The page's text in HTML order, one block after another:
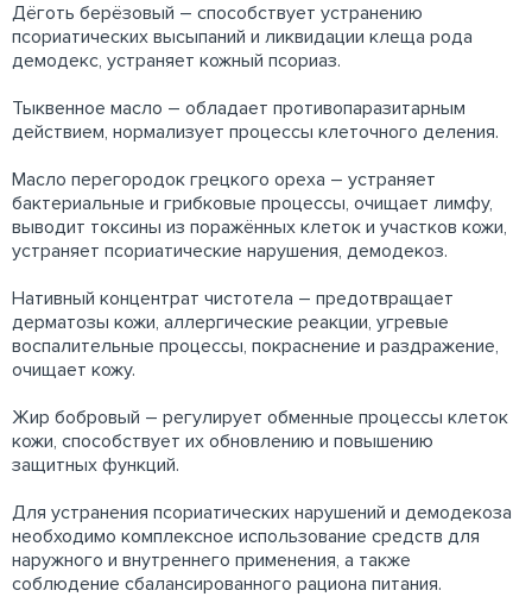
Дёготь берёзовый – способствует устранению
псориатических высыпаний и ликвидации клеща рода
демодекс, устраняет кожный псориаз.
Тыквенное масло – обладает противопаразитарным
действием, нормализует процессы клеточного деления.
Масло перегородок грецкого ореха – устраняет
бактериальные и грибковые процессы, очищает лимфу,
выводит токсины из поражённых клеток и участков кожи,
устраняет псориатические нарушения, демодекоз.
Нативный концентрат чистотела – предотвращает
дерматозы кожи, аллергические реакции, угревые
воспалительные процессы, покраснение и раздражение,
очищает кожу.
Жир бобровый – регулирует обменные процессы клеток
кожи, способствует их обновлению и повышению
защитных функций.
Для устранения псориатических нарушений и демодекоза
необходимо комплексное использование средств для
наружного и внутреннего применения, а также
соблюдение сбалансированного рациона питания.